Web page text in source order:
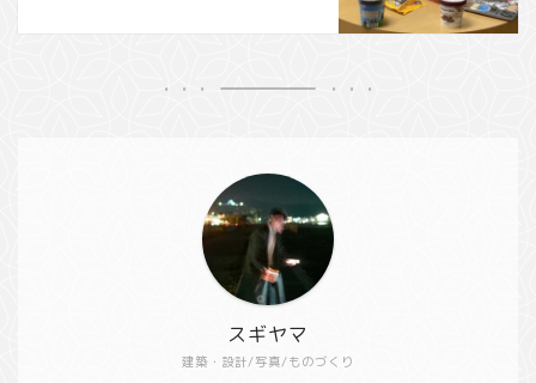
建築・設計/写真/ものづくり
スギヤマ